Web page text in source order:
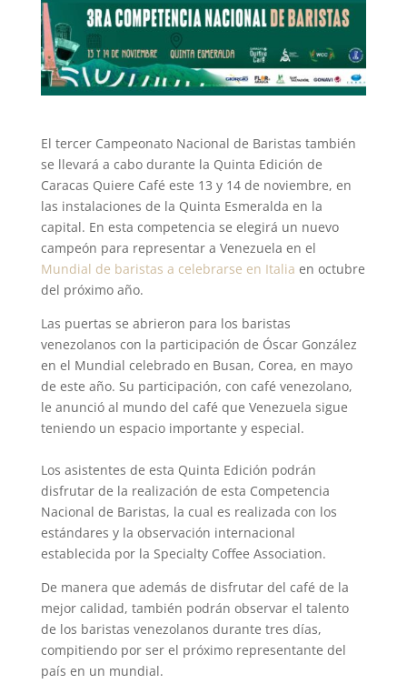
El tercer Campeonato Nacional de Baristas también
se llevará a cabo durante la Quinta Edición de
Caracas Quiere Café este 13 y 14 de noviembre, en
las instalaciones de la Quinta Esmeralda en la
capital. En esta competencia se elegirá un nuevo
campeón para representar a Venezuela en el
Mundial de baristas a celebrarse en Italia en octubre
del próximo año.
Las puertas se abrieron para los baristas
venezolanos con la participación de Óscar González
en el Mundial celebrado en Busan, Corea, en mayo
de este año. Su participación, con café venezolano,
le anunció al mundo del café que Venezuela sigue
teniendo un espacio importante y especial.
Los asistentes de esta Quinta Edición podrán
disfrutar de la realización de esta Competencia
Nacional de Baristas, la cual es realizada con los
estándares y la observación internacional
establecida por la Specialty Coffee Association.
De manera que además de disfrutar del café de la
mejor calidad, también podrán observar el talento
de los baristas venezolanos durante tres días,
compitiendo por ser el próximo representante del
país en un mundial.